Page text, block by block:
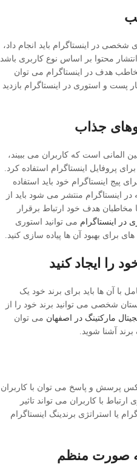
شخصی در اینستاگرام باید انجام داد،
محتوا بر اساس نوع کاربری باشد
هدف در اینستاگرام می توان
پست و استوری در اینستاگرام بازدید
جذاب
المانی است که کاربران می ببیند،
پروفایل اینستاگرام استفاده کرد.
پیج اینستاگرام خود باید استفاده
اینستاگرام منتشر می شود باید از
مخاطبان هدف خود ارتباط برقرار
در اینستاگرام می توانید استوری
برای بهبود آن ها پیاده سازی کنید.
را ایجاد کنید
با آن ها باید برای برند خود یک
شخصی می توانید برند خود را از
مارکتینگ در اصفهان می توان
آشنا شوید.
پرسش و پاسخ می توان با کاربران
با کاربران می تواند تاثیر
یا استراتژی برندینگ اینستاگرام
صورت منظم